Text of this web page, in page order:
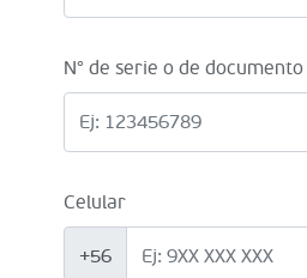
N° de serie o de documento
Celular
+56